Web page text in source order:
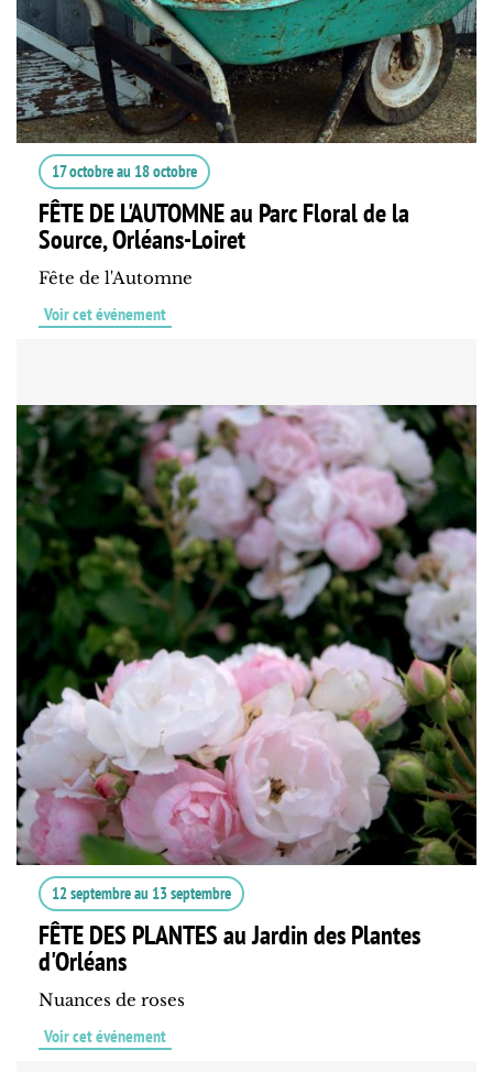
17 octobreau 18 octobre
FÊTE DE L'AUTOMNE au Parc Floral de la
Source, Orléans-Loiret
Fête de l'Automne
Voir cet événement
12 septembreau 13 septembre
FÊTE DES PLANTES au Jardin des Plantes
d'Orléans
Nuances de roses
Voir cet événement